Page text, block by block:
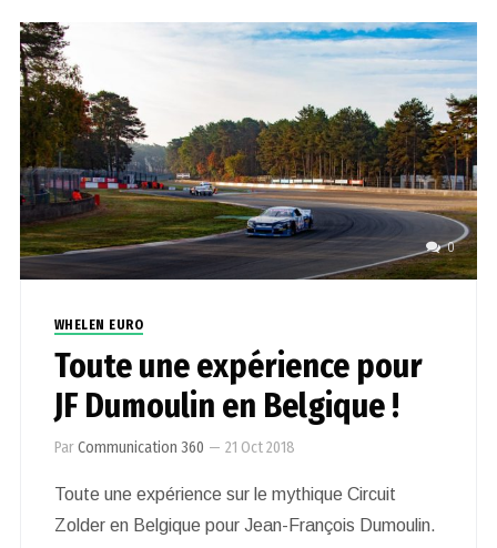
0
WHELEN EURO
Toute une expérience pour
JF Dumoulin en Belgique !
ParCommunication 360 — 21 Oct 2018
Toute une expérience sur le mythique Circuit
Zolder en Belgique pour Jean-François Dumoulin.